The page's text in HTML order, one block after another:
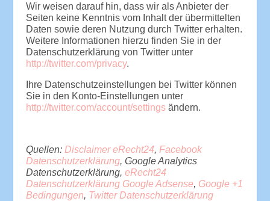
Wir weisen darauf hin, dass wir als Anbieter der
Seiten keine Kenntnis vom Inhalt der übermittelten
Daten sowie deren Nutzung durch Twitter erhalten.
Weitere Informationen hierzu finden Sie in der
Datenschutzerklärung von Twitter unter
http://twitter.com/privacy.
Ihre Datenschutzeinstellungen bei Twitter können
Sie in den Konto-Einstellungen unter
http://twitter.com/account/settingsändern.
Quellen: Disclaimer eRecht24, Facebook
Datenschutzerklärung, Google Analytics
Datenschutzerklärung, eRecht24
Datenschutzerklärung Google Adsense, Google +1
Bedingungen, Twitter Datenschutzerklärung